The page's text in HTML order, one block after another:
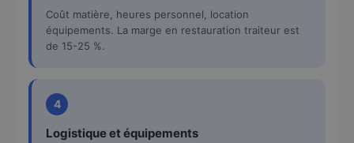
Coût matière, heures personnel, location
équipements. La marge en restauration traiteur est
de 15-25 %.
4
Logistique et équipements